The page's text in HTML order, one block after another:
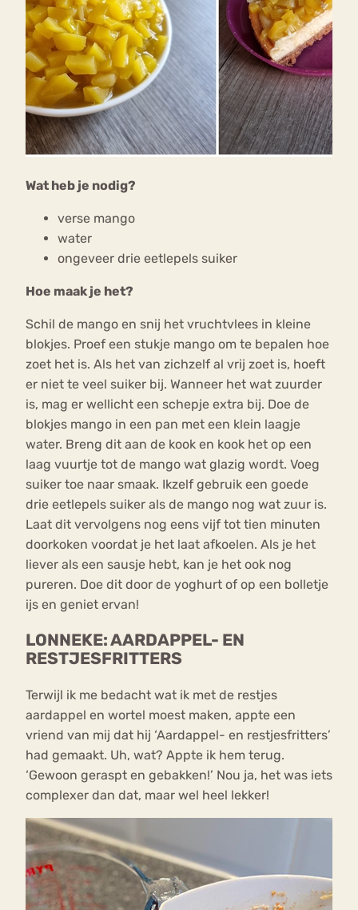
Wat heb je nodig?
verse mango
water
ongeveer drie eetlepels suiker
Hoe maak je het?
Schil de mango en snij het vruchtvlees in kleine
blokjes. Proef een stukje mango om te bepalen hoe
zoet het is. Als het van zichzelf al vrij zoet is, hoeft
er niet te veel suiker bij. Wanneer het wat zuurder
is, mag er wellicht een schepje extra bij. Doe de
blokjes mango in een pan met een klein laagje
water. Breng dit aan de kook en kook het op een
laag vuurtje tot de mango wat glazig wordt. Voeg
suiker toe naar smaak. Ikzelf gebruik een goede
drie eetlepels suiker als de mango nog wat zuur is.
Laat dit vervolgens nog eens vijf tot tien minuten
doorkoken voordat je het laat afkoelen. Als je het
liever als een sausje hebt, kan je het ook nog
pureren. Doe dit door de yoghurt of op een bolletje
ijs en geniet ervan!
LONNEKE: AARDAPPEL- EN
RESTJESFRITTERS
Terwijl ik me bedacht wat ik met de restjes
aardappel en wortel moest maken, appte een
vriend van mij dat hij ‘Aardappel- en restjesfritters’
had gemaakt. Uh, wat? Appte ik hem terug.
‘Gewoon geraspt en gebakken!’ Nou ja, het was iets
complexer dan dat, maar wel heel lekker!